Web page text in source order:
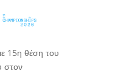
15η θέση του
στον